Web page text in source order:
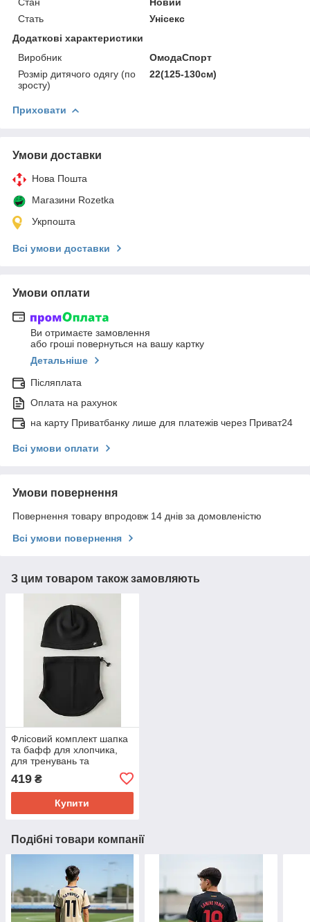
Стать
Унісекс
Додаткові характеристики
Виробник
ОмодаСпорт
Розмір дитячого одягу (по
зросту)
22(125-130см)
Приховати
Умови доставки
Нова Пошта
Магазини Rozetka
Укрпошта
Всі умови доставки
Умови оплати
Ви отримаєте замовлення
або гроші повернуться на вашу картку
Детальніше
Післяплата
Оплата на рахунок
на карту Приватбанку лише для платежів через Приват24
Всі умови оплати
Умови повернення
Повернення товару впродовж 14 днів за домовленістю
Всі умови повернення
З цим товаром також замовляють
Флісовий комплект шапка
та бафф для хлопчика,
для тренувань та
419 ₴
Купити
Подібні товари компанії